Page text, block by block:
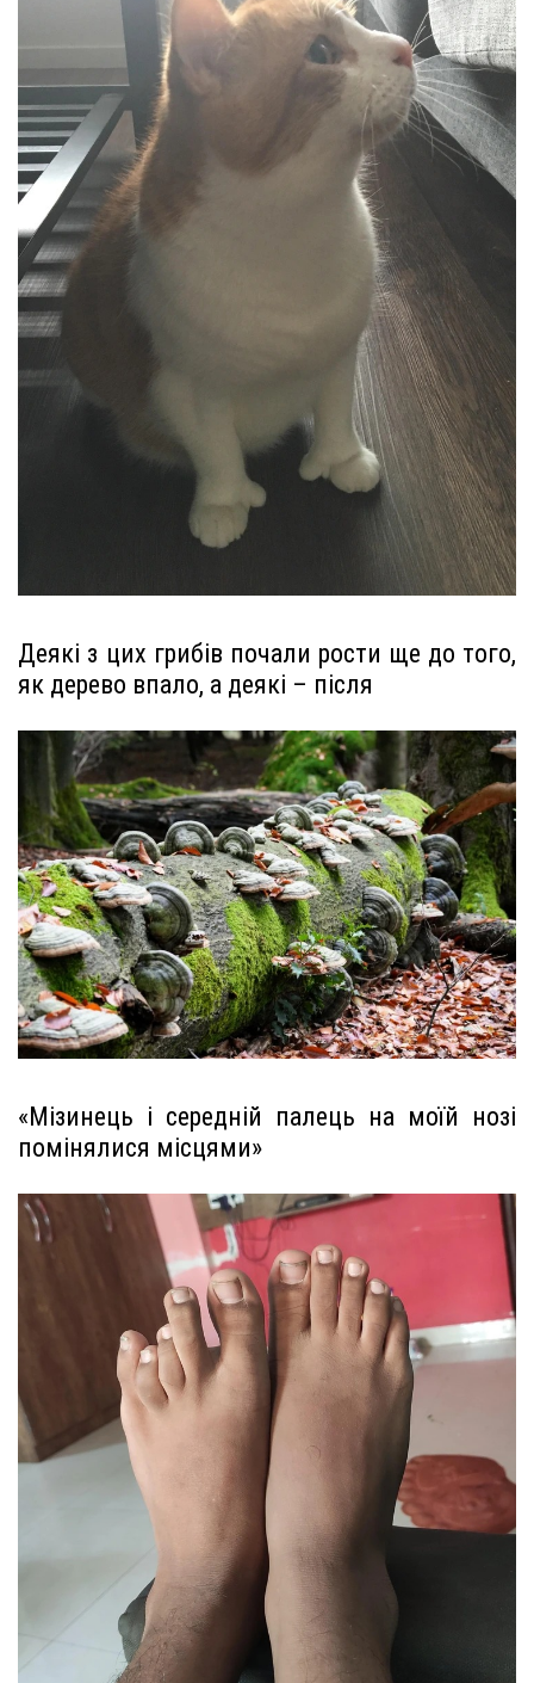
Деякі з цих грибів почали рости ще до того,
як дерево впало, а деякі – після
«Мізинець і середній палець на моїй нозі
помінялися місцями»